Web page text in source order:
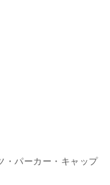
・パーカー・キャップ